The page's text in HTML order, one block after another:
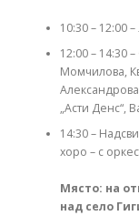
10:30 – 12:00
12:00 – 14:30
Момчилова,
„Асти Денс“,
14:30 –
хоро – с
Място: на
над село